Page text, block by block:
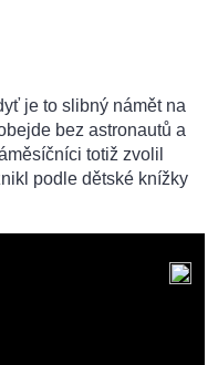
je to slibný námět na
bez astronautů a
totiž zvolil
podle dětské knížky